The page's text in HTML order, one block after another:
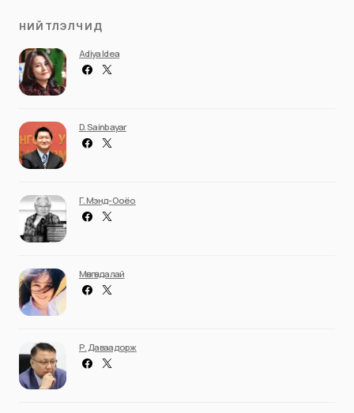
НИЙТЛЭЛЧИД
Adiya Idea
D. Sainbayar
Г. Мэнд-Ооёо
Мөнгөндалай
Р. Даваадорж